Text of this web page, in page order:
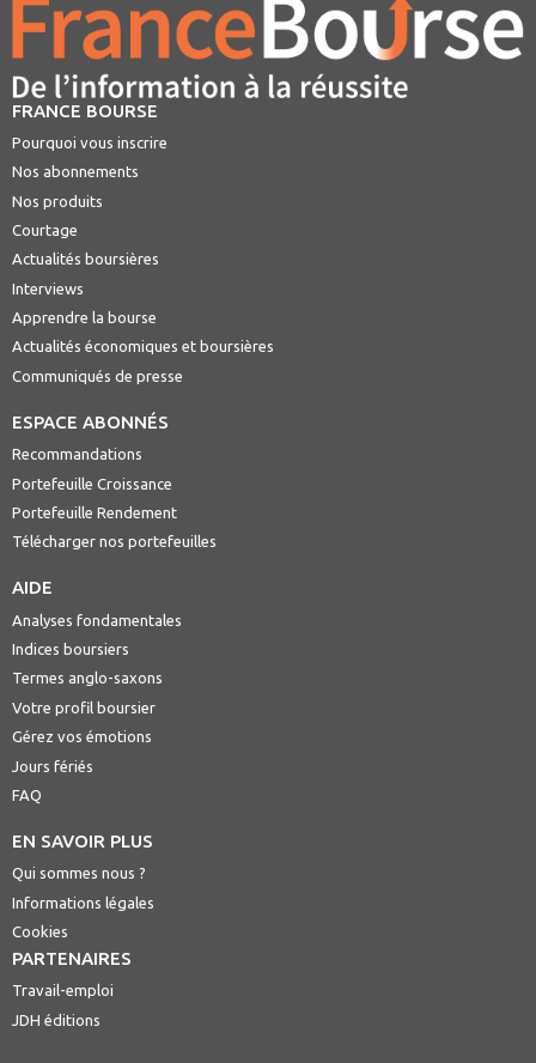
FRANCE BOURSE
Pourquoi vous inscrire
Nos abonnements
Nos produits
Courtage
Actualités boursières
Interviews
Apprendre la bourse
Actualités économiques et boursières
Communiqués de presse
ESPACE ABONNÉS
Recommandations
Portefeuille Croissance
Portefeuille Rendement
Télécharger nos portefeuilles
AIDE
Analyses fondamentales
Indices boursiers
Termes anglo-saxons
Votre profil boursier
Gérez vos émotions
Jours fériés
FAQ
EN SAVOIR PLUS
Qui sommes nous ?
Informations légales
Cookies
PARTENAIRES
Travail-emploi
JDH éditions